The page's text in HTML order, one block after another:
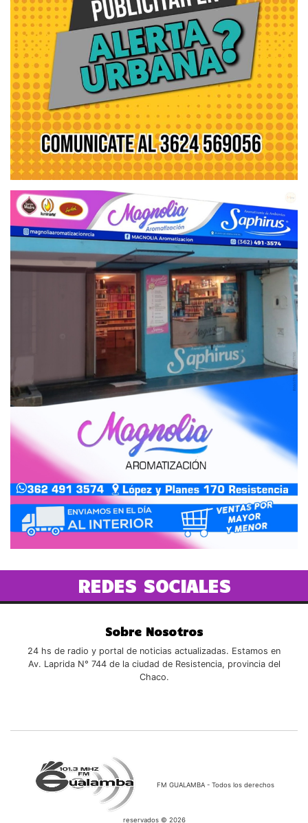
REDES SOCIALES
Sobre Nosotros
24 hs de radio y portal de noticias actualizadas. Estamos en
Av. Laprida N° 744 de la ciudad de Resistencia, provincia del
Chaco.
FM GUALAMBA - Todos los derechos
reservados © 2026